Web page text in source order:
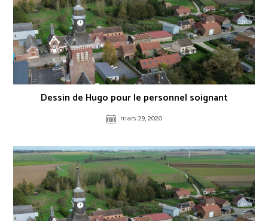
Dessin de Hugo pour le personnel soignant
mars 29, 2020